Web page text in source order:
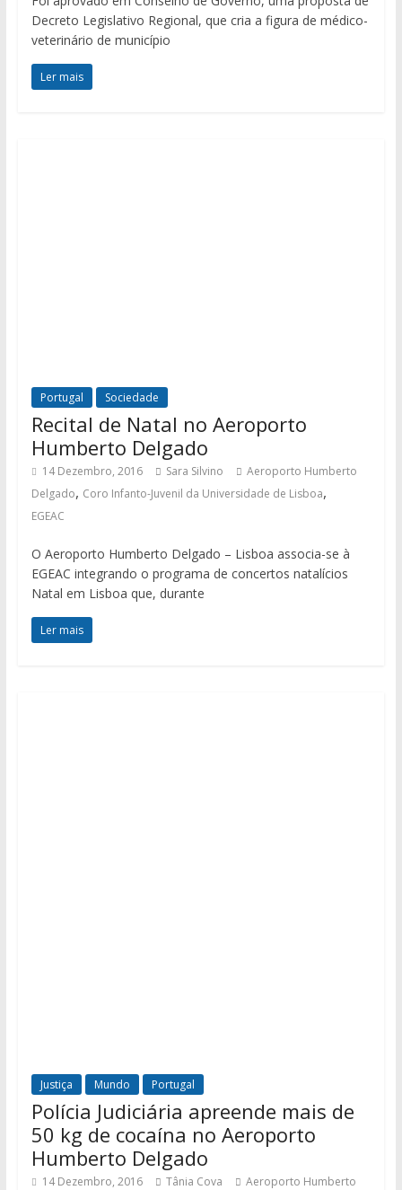
Decreto Legislativo Regional, que cria a figura de médico-
veterinário de município
Ler mais
Portugal Sociedade
Recital de Natal no Aeroporto
Humberto Delgado
14 Dezembro, 2016 Sara Silvino
Aeroporto Humberto
Delgado, Coro Infanto-Juvenil da Universidade de Lisboa,
EGEAC
O Aeroporto Humberto Delgado – Lisboa associa-se à
EGEAC integrando o programa de concertos natalícios
Natal em Lisboa que, durante
Ler mais
Justiça Mundo Portugal
Polícia Judiciária apreende mais de
50 kg de cocaína no Aeroporto
Humberto Delgado
14 Dezembro, 2016 Tânia Cova Aeroporto Humberto